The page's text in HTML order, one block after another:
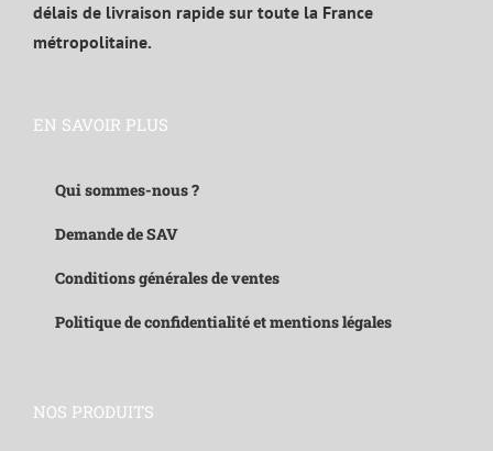
délais de livraison rapide sur toute la France
métropolitaine.
EN SAVOIR PLUS
Qui sommes-nous ?
Demande de SAV
Conditions générales de ventes
Politique de confidentialité et mentions légales
NOS PRODUITS